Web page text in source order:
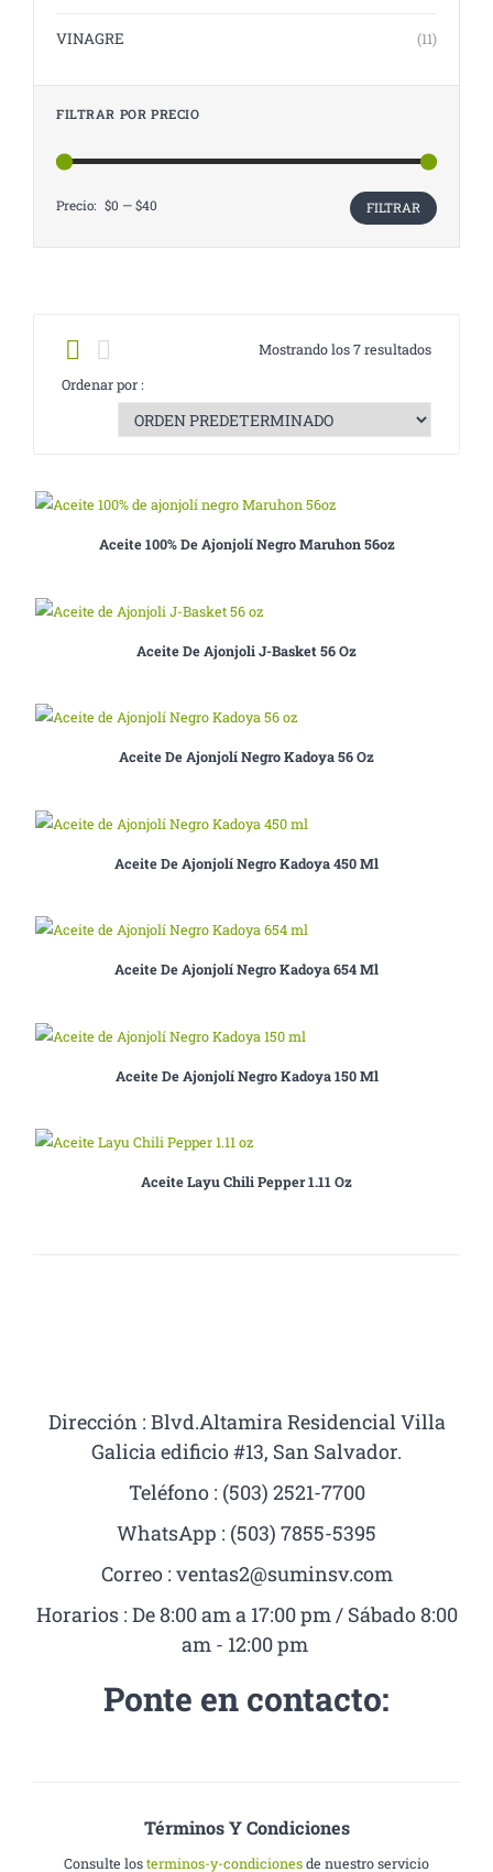
VINAGRE (11)
FILTRAR POR PRECIO
FILTRAR
Precio: $0 — $40
Mostrando los 7 resultados
Ordenar por :
Aceite 100% De Ajonjolí Negro Maruhon 56oz
Aceite De Ajonjoli J-Basket 56 Oz
Aceite De Ajonjolí Negro Kadoya 56 Oz
Aceite De Ajonjolí Negro Kadoya 450 Ml
Aceite De Ajonjolí Negro Kadoya 654 Ml
Aceite De Ajonjolí Negro Kadoya 150 Ml
Aceite Layu Chili Pepper 1.11 Oz
Dirección : Blvd.Altamira Residencial Villa
Galicia edificio #13, San Salvador.
Teléfono : (503) 2521-7700
WhatsApp : (503) 7855-5395
Correo : ventas2@suminsv.com
Horarios : De 8:00 am a 17:00 pm / Sábado 8:00
am - 12:00 pm
Ponte en contacto:
Términos Y Condiciones
Consulte losterminos-y-condicionesde nuestro servicio